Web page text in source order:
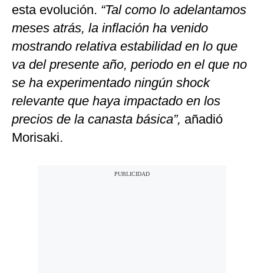
esta evolución. “Tal como lo adelantamos
meses atrás, la inflación ha venido
mostrando relativa estabilidad en lo que
va del presente año, periodo en el que no
se ha experimentado ningún shock
relevante que haya impactado en los
precios de la canasta básica”, añadió
Morisaki.